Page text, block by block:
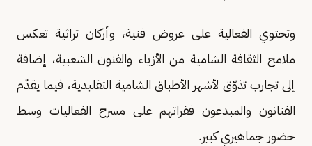
وتحتوي الفعالية على عروض فنية، وأركان تراثية تعكس
ملامح الثقافة الشامية من الأزياء والفنون الشعبية، إضافة
إلى تجارب تذوّق لأشهر الأطباق الشامية التقليدية، فيما يقدّم
الفنانون والمبدعون فقراتهم على مسرح الفعاليات وسط
حضور جماهيري كبير.